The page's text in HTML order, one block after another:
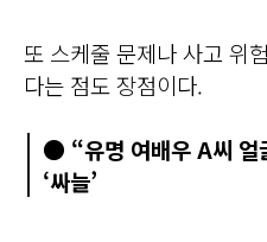
또 스케줄 문제나 사고 위
다는 점도 장점이다.
● “유명 여배우 A씨
‘싸늘’